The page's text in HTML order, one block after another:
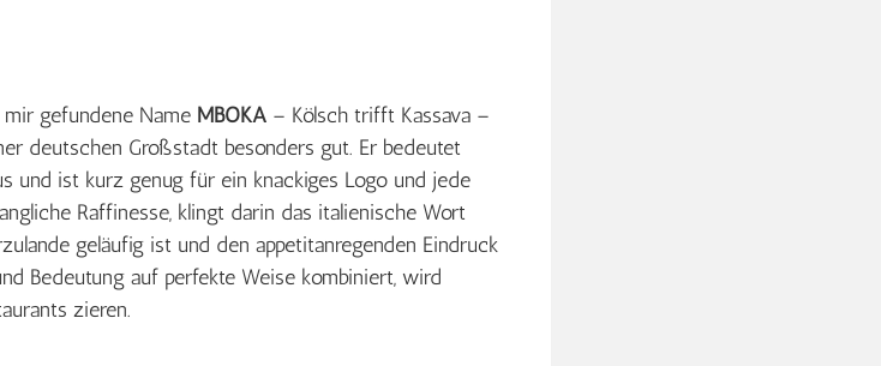
gefundene Name MBOKA – Kölsch trifft Kassava –
deutschen Großstadt besonders gut. Er bedeutet
und ist kurz genug für ein knackiges Logo und jede
Raffinesse, klingt darin das italienische Wort
geläufig ist und den appetitanregenden Eindruck
Bedeutung auf perfekte Weise kombiniert, wird
zieren.